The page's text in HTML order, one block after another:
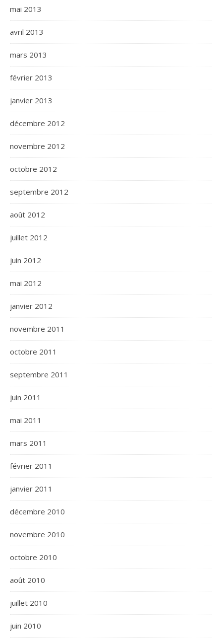
mai 2013
avril 2013
mars 2013
février 2013
janvier 2013
décembre 2012
novembre 2012
octobre 2012
septembre 2012
août 2012
juillet 2012
juin 2012
mai 2012
janvier 2012
novembre 2011
octobre 2011
septembre 2011
juin 2011
mai 2011
mars 2011
février 2011
janvier 2011
décembre 2010
novembre 2010
octobre 2010
août 2010
juillet 2010
juin 2010